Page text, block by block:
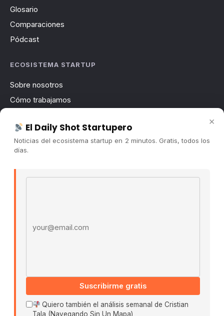
Glosario
Comparaciones
Pódcast
ECOSISTEMA STARTUP
Sobre nosotros
Cómo trabajamos
Contacto
Publicidad
Políticas De Privacidad · Términos De Uso
×
El Daily Shot Startupero
Noticias del ecosistema startup en 2 minutos. Gratis, todos los
días.
Suscribirme gratis
Quiero también el análisis semanal de Cristian
Tala (Navegando Sin Un Mapa)